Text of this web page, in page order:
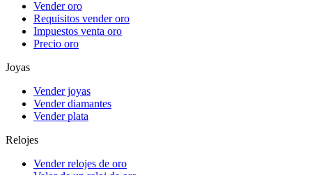
Vender oro
Requisitos vender oro
Impuestos venta oro
Precio oro
Joyas
Vender joyas
Vender diamantes
Vender plata
Relojes
Vender relojes de oro